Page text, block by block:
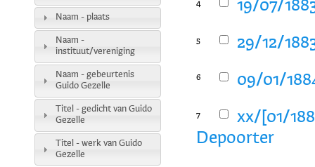
4 19/07/
5 29/12/
6 09/01/
7
xx/[01/
Depoorter
Naam - plaats
Naam -
instituut/vereniging
Naam - gebeurtenis
Guido Gezelle
Titel - gedicht van Guido
Gezelle
Titel - werk van Guido
Gezelle